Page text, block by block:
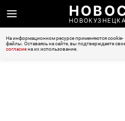
НОВОКУЗНЕЦКА
На информационном ресурсе применяются cookie-
файлы. Оставаясь на сайте, вы подтверждаете
согласиена их использование.